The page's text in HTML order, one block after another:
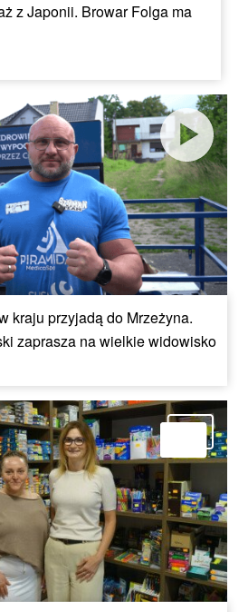
z Japonii. Browar Folga ma
kraju przyjadą do Mrzeżyna.
zaprasza na wielkie widowisko